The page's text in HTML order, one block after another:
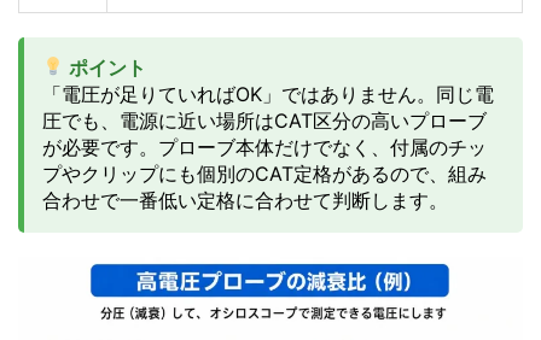
ポイント
「電圧が足りていればOK」ではありません。同じ電
圧でも、電源に近い場所はCAT区分の高いプローブ
が必要です。プローブ本体だけでなく、付属のチッ
プやクリップにも個別のCAT定格があるので、組み
合わせで一番低い定格に合わせて判断します。